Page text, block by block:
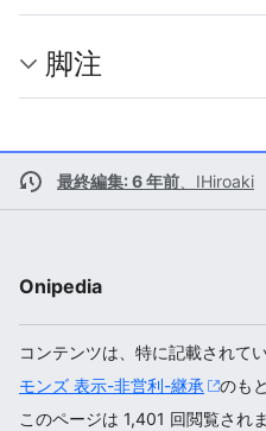
脚注
最終編集: 6 年前 IHiroaki
Onipedia
コンテンツは、特に記載されて
モンズ 表示-非営利-継承
のも
このページは 1,401 回閲覧されま